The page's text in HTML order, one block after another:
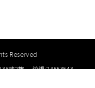
Reserved
號2樓
統編:24553543